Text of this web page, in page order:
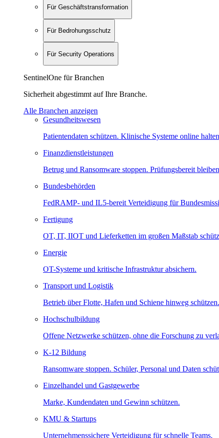
Für Geschäftstransformation
Für Bedrohungsschutz
Für Security Operations
SentinelOne für Branchen
Sicherheit abgestimmt auf Ihre Branche.
Alle Branchen anzeigen
Gesundheitswesen
Patientendaten schützen. Klinische Systeme online
Finanzdienstleistungen
Betrug und Ransomware stoppen. Prüfungsbereit
Bundesbehörden
FedRAMP- und IL5-bereit Verteidigung für
Fertigung
OT, IT, IIOT und Lieferketten im großen Maßstab
Energie
OT-Systeme und kritische Infrastruktur absichern.
Transport und Logistik
Betrieb über Flotte, Hafen und Schiene hinweg schützen.
Hochschulbildung
Offene Netzwerke schützen, ohne die Forschung zu
K-12 Bildung
Ransomware stoppen. Schüler, Personal und Daten
Einzelhandel und Gastgewerbe
Marke, Kundendaten und Gewinn schützen.
KMU & Startups
Unternehmenssichere Verteidigung für schnelle Teams.